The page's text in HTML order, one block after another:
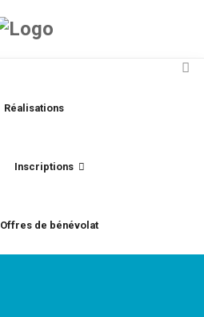
Réalisations
Inscriptions
Offres de bénévolat